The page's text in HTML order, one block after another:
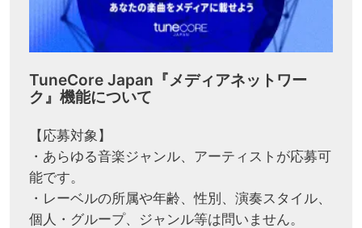
TuneCore Japan『メディアネットワー
ク』機能について
【応募対象】
・あらゆる音楽ジャンル、アーティストが応募可
能です。
・レーベルの所属や年齢、性別、演奏スタイル、
個人・グループ、ジャンル等は問いません。